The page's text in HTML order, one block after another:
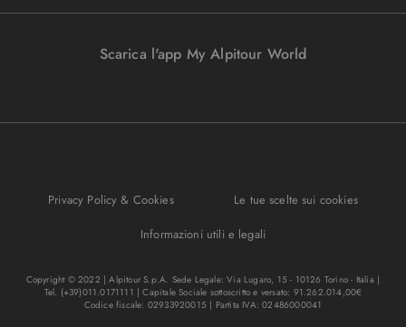
Viaggi Incentive
I nostri partners
Viaggi di nozze
Destinazione cambiamento
Scarica l'app My Alpitour World
Privacy Policy & Cookies
Le tue scelte sui cookies
Informazioni utili e legali
Copyright © 2022 | Alpitour S.p.A. Sede Legale: Via Lugaro, 15 - 10126 Torino - Italia |
Tel. (+39)011.0171111 | Capitale Sociale sottoscritto e versato: 91.262.014,00€
Codice fiscale: 02933920015 | Partita IVA: 02486000041